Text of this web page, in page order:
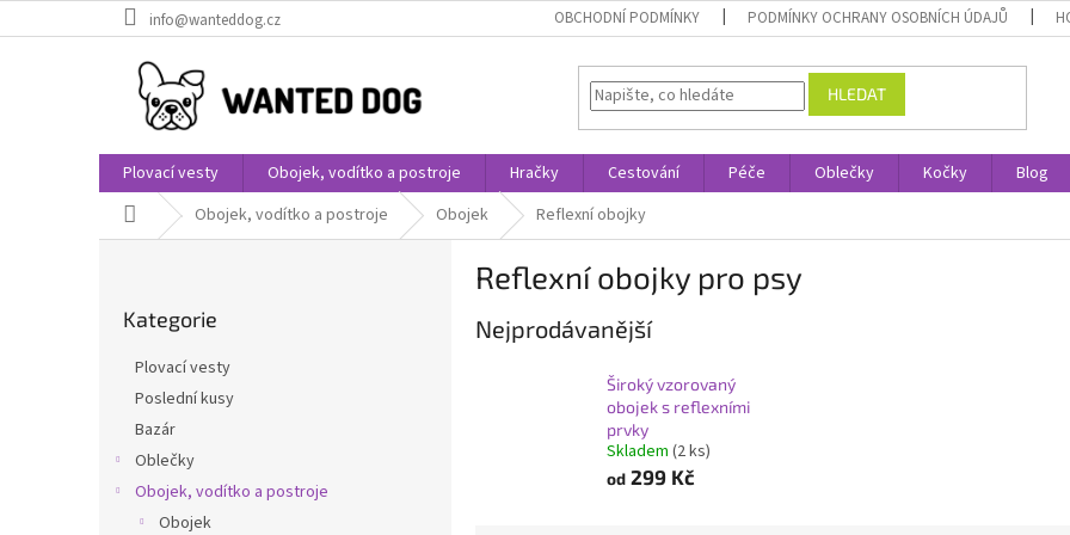
na
info@wanteddog.cz OBCHODNÍ PODMÍNKY PODMÍNKY OCHRANY OSOBNÍCH ÚDAJŮ
HLEDAT
Plovací vesty Obojek, vodítko a postroje Hračky Cestování Péče Oblečky Kočky Blog
Domů Obojek, vodítko a postroje Obojek Reflexní obojky
kategorie
Kategorie
Plovací vesty
Poslední kusy
Bazár
Oblečky
Obojek, vodítko a postroje
Obojek
Reflexní obojky pro psy
Nejprodávanější
Široký vzorovaný
obojek s reflexními
prvky
Skladem (2 ks)
od 299 Kč